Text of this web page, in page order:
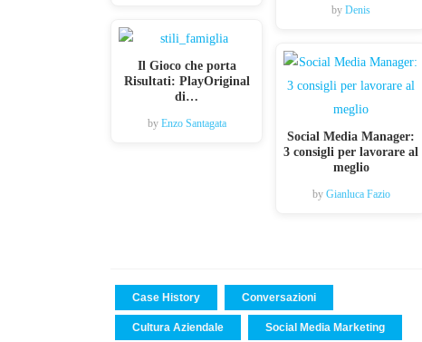
Il Gioco che porta
Risultati: PlayOriginal
di…
by Enzo Santagata
byDenis
Social Media Manager:
3 consigli per lavorare al
meglio
by Gianluca Fazio
Case History Conversazioni
Cultura Aziendale Social Media Marketing